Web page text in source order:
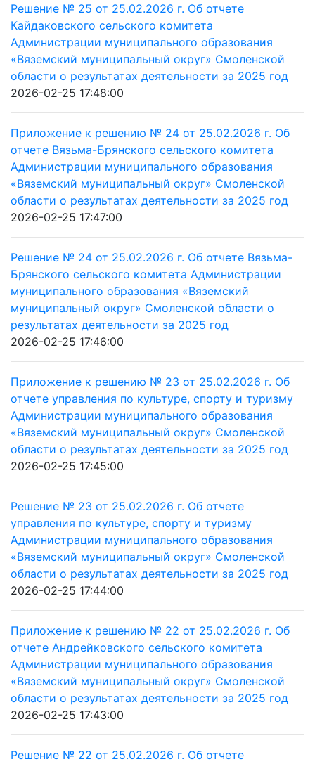
Решение № 25 от 25.02.2026 г. Об отчете
Кайдаковского сельского комитета
Администрации муниципального образования
«Вяземский муниципальный округ» Смоленской
области о результатах деятельности за 2025 год
2026-02-25 17:48:00
Приложение к решению № 24 от 25.02.2026 г. Об
отчете Вязьма-Брянского сельского комитета
Администрации муниципального образования
«Вяземский муниципальный округ» Смоленской
области о результатах деятельности за 2025 год
2026-02-25 17:47:00
Решение № 24 от 25.02.2026 г. Об отчете Вязьма-
Брянского сельского комитета Администрации
муниципального образования «Вяземский
муниципальный округ» Смоленской области о
результатах деятельности за 2025 год
2026-02-25 17:46:00
Приложение к решению № 23 от 25.02.2026 г. Об
отчете управления по культуре, спорту и туризму
Администрации муниципального образования
«Вяземский муниципальный округ» Смоленской
области о результатах деятельности за 2025 год
2026-02-25 17:45:00
Решение № 23 от 25.02.2026 г. Об отчете
управления по культуре, спорту и туризму
Администрации муниципального образования
«Вяземский муниципальный округ» Смоленской
области о результатах деятельности за 2025 год
2026-02-25 17:44:00
Приложение к решению № 22 от 25.02.2026 г. Об
отчете Андрейковского сельского комитета
Администрации муниципального образования
«Вяземский муниципальный округ» Смоленской
области о результатах деятельности за 2025 год
2026-02-25 17:43:00
Решение № 22 от 25.02.2026 г. Об отчете